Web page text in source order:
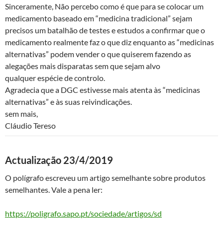
Sinceramente, Não percebo como é que para se colocar um
medicamento baseado em “medicina tradicional” sejam
precisos um batalhão de testes e estudos a confirmar que o
medicamento realmente faz o que diz enquanto as “medicinas
alternativas” podem vender o que quiserem fazendo as
alegações mais disparatas sem que sejam alvo
qualquer espécie de controlo.
Agradecia que a DGC estivesse mais atenta às “medicinas
alternativas” e às suas reivindicações.
sem mais,
Cláudio Tereso
Actualização 23/4/2019
O polígrafo escreveu um artigo semelhante sobre produtos
semelhantes. Vale a pena ler:
https://poligrafo.sapo.pt/sociedade/artigos/sd